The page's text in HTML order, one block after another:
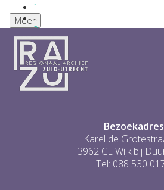
1
...
2
3
4
5
6
...
Meer
Bezoekadres
Karel de
3962 CL Wijk bij
Tel: 088 530